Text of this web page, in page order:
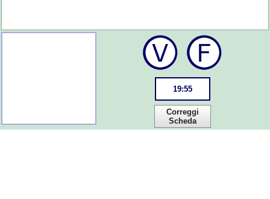
19:55
Correggi
Scheda